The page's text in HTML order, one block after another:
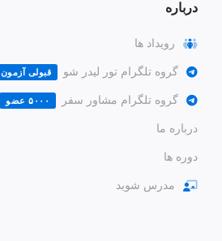
درباره
رویداد ها
گروه تلگرام تور لیدر شو قبولی آزمون
گروه تلگرام مشاور سفر ۵۰۰۰ عضو
درباره ما
دوره ها
مدرس شوید